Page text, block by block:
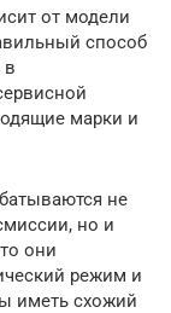
от модели
способ
в
марки и
не
но и
они
режим и
иметь схожий